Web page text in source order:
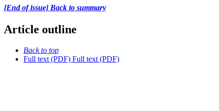
[End of issue] Back to summary
Article outline
Back to top
Full text (PDF) Full text (PDF)